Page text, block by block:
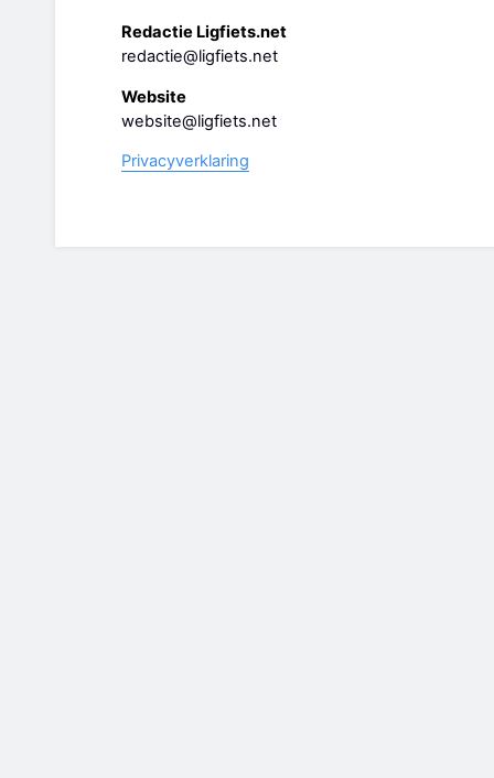
Redactie Ligfiets.net
redactie@ligfiets.net
Website
website@ligfiets.net
Privacyverklaring